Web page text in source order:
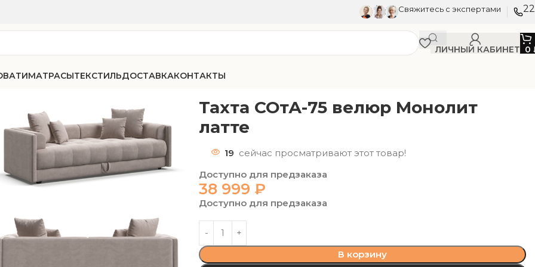
Свяжитесь с экспертами
ЛИЧНЫЙ КАБИНЕТ 0
МАТРАСЫТЕКСТИЛЬДОСТАВКАКОНТАКТЫ
Тахта СОтА-75 велюр Монолит
латте
19 сейчас просматривают этот товар!
Доступно для предзаказа
38 999₽
Доступно для предзаказа
В корзину